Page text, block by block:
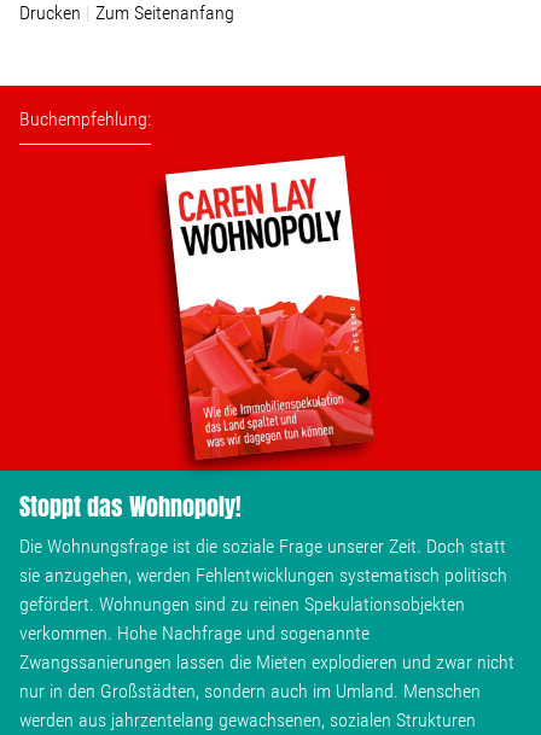
Drucken Zum Seitenanfang
Buchempfehlung:
Stoppt das Wohnopoly!
Die Wohnungsfrage ist die soziale Frage unserer Zeit. Doch statt
sie anzugehen, werden Fehlentwicklungen systematisch politisch
gefördert. Wohnungen sind zu reinen Spekulationsobjekten
verkommen. Hohe Nachfrage und sogenannte
Zwangssanierungen lassen die Mieten explodieren und zwar nicht
nur in den Großstädten, sondern auch im Umland. Menschen
werden aus jahrzentelang gewachsenen, sozialen Strukturen